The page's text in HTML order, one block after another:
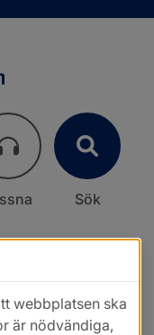
Sök
webbplatsen ska
är nödvändiga,